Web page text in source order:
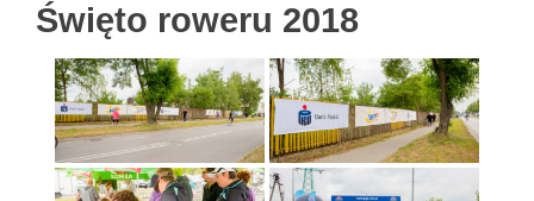
Święto roweru 2018